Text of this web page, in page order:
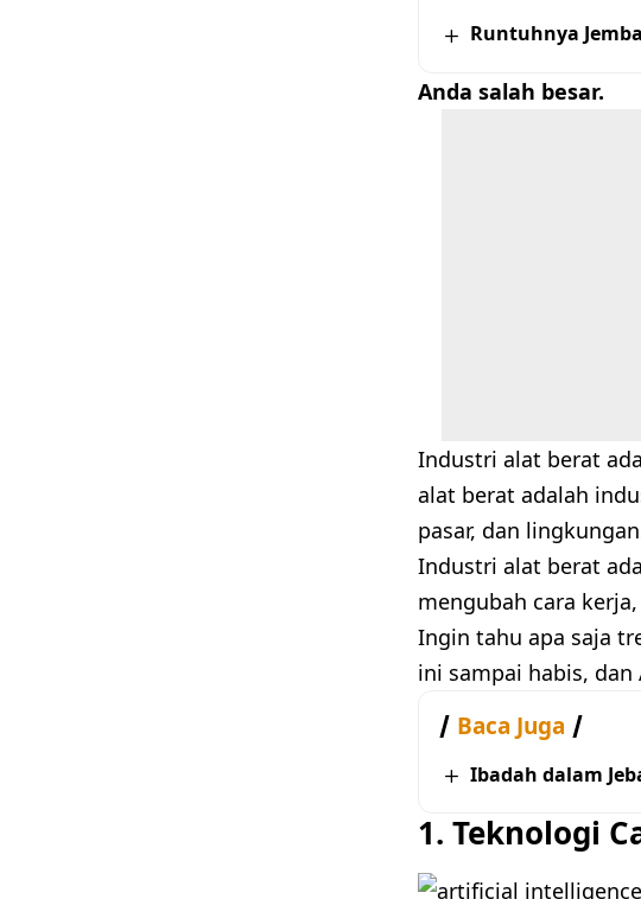
Runtuhnya
Anda salah besar.
Industri alat berat
alat berat adalah
pasar, dan
Industri alat berat
mengubah cara
Ingin tahu apa saja
ini sampai habis,
Baca Juga
Ibadah dalam
1. Teknologi